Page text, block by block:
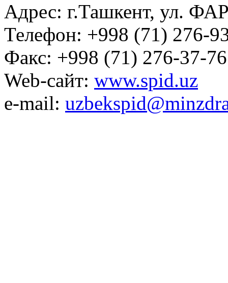
Адрес: г.Ташкент, ул.
Телефон: +998 (71) 276-
Факс: +998 (71) 276-37-76
Web-сайт: www.spid.uz
e-mail: